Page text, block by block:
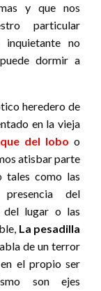
y que nos
particular
no
dormir a
heredero de
en la vieja
del lobo o
atisbar parte
tales como las
del
del lugar o las
La pesadilla
de un terror
el propio ser
son ejes